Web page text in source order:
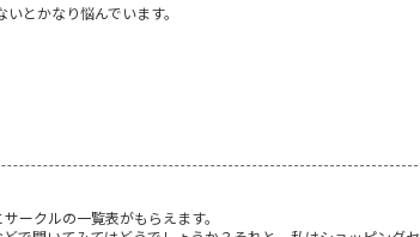
とかなり悩んでいます。
ークルの一覧表がもらえます。